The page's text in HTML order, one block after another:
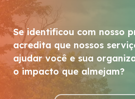
Se identificou com nosso
acredita que nossos
ajudar você e sua
o impacto que almejam?